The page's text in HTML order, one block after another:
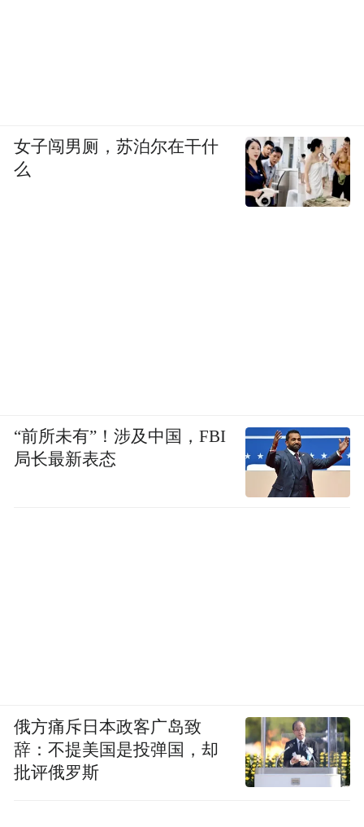
女子闯男厕，苏泊尔在干什
么
“前所未有”！涉及中国，FBI
局长最新表态
俄方痛斥日本政客广岛致
辞：不提美国是投弹国，却
批评俄罗斯